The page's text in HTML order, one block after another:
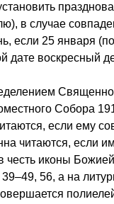
в случае
если 25 января
дате воскресный
Собора
если ему
читаются, если
честь иконы
56, а на